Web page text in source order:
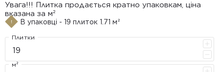
Увага!!! Плитка продається кратно упаковкам, ціна
вказана за м²
В упаковці - 19 плиток 1.71 м²
Плитки
м²